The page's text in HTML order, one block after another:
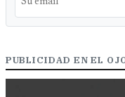
PUBLICIDAD EN EL